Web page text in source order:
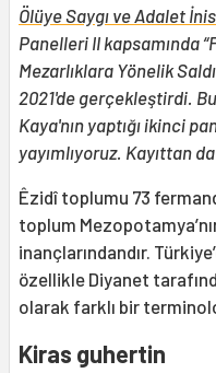
Ölüye Saygı ve Adalet
Panelleri II kapsamında
Mezarlıklara Yönelik
2021'de gerçekleştirdi.
Kaya'nın yaptığı ikinci
yayımlıyoruz. Kayıttan
Êzidî toplumu 73
toplum
inançlarındandır.
özellikle Diyanet
olarak farklı bir
Kiras guhertin